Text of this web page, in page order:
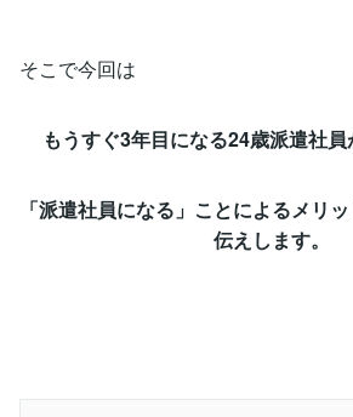
そこで今回は
もうすぐ3年目になる24歳派遣社
「派遣社員になる」ことによるメリ
伝えします。